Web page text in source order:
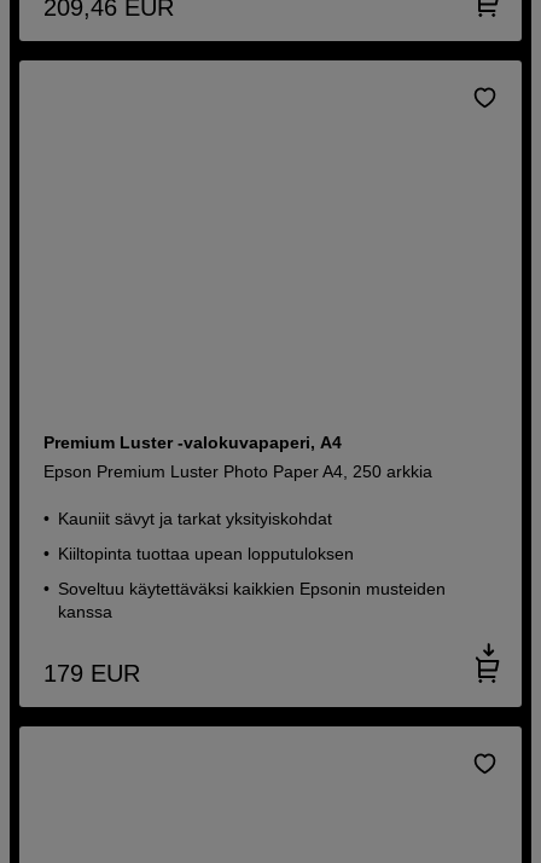
209,46 EUR
Premium Luster -valokuvapaperi, A4
Epson Premium Luster Photo Paper A4, 250 arkkia
Kauniit sävyt ja tarkat yksityiskohdat
Kiiltopinta tuottaa upean lopputuloksen
Soveltuu käytettäväksi kaikkien Epsonin musteiden
kanssa
179 EUR